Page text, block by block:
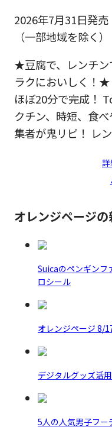
2026年7月31日発売
（一部地域を除く）
★豆腐で、レンチン
ラクにおいしく！★
ほぼ20分で完成！
クチン、時短、食
集者が鬼リピ！ レ
オレンジページの
Suicaのペンギンフ
ロシール
オレンジページ 8/
デジタルグッズ活
5人の人気男子フ